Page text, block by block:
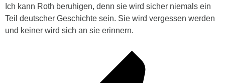
Ich kann Roth beruhigen, denn sie wird sicher niemals ein
Teil deutscher Geschichte sein. Sie wird vergessen werden
und keiner wird sich an sie erinnern.